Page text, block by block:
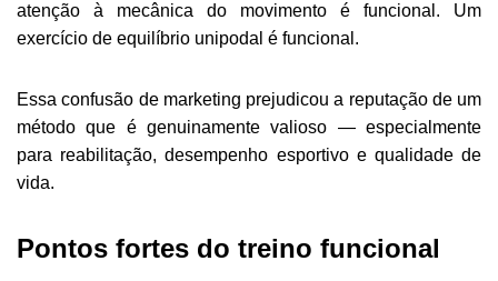
atenção à mecânica do movimento é funcional. Um
exercício de equilíbrio unipodal é funcional.
Essa confusão de marketing prejudicou a reputação de um
método que é genuinamente valioso — especialmente
para reabilitação, desempenho esportivo e qualidade de
vida.
Pontos fortes do treino funcional